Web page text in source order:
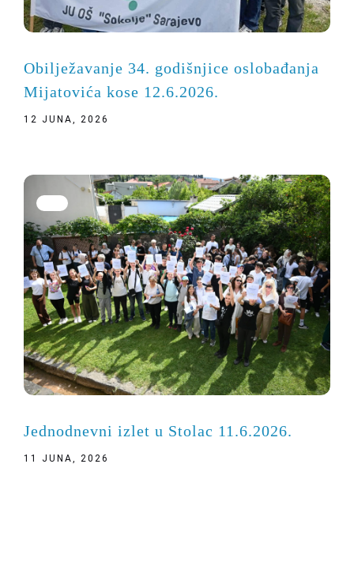
Obilježavanje 34. godišnjice oslobađanja
Mijatovića kose 12.6.2026.
12 JUNA, 2026
Jednodnevni izlet u Stolac 11.6.2026.
11 JUNA, 2026